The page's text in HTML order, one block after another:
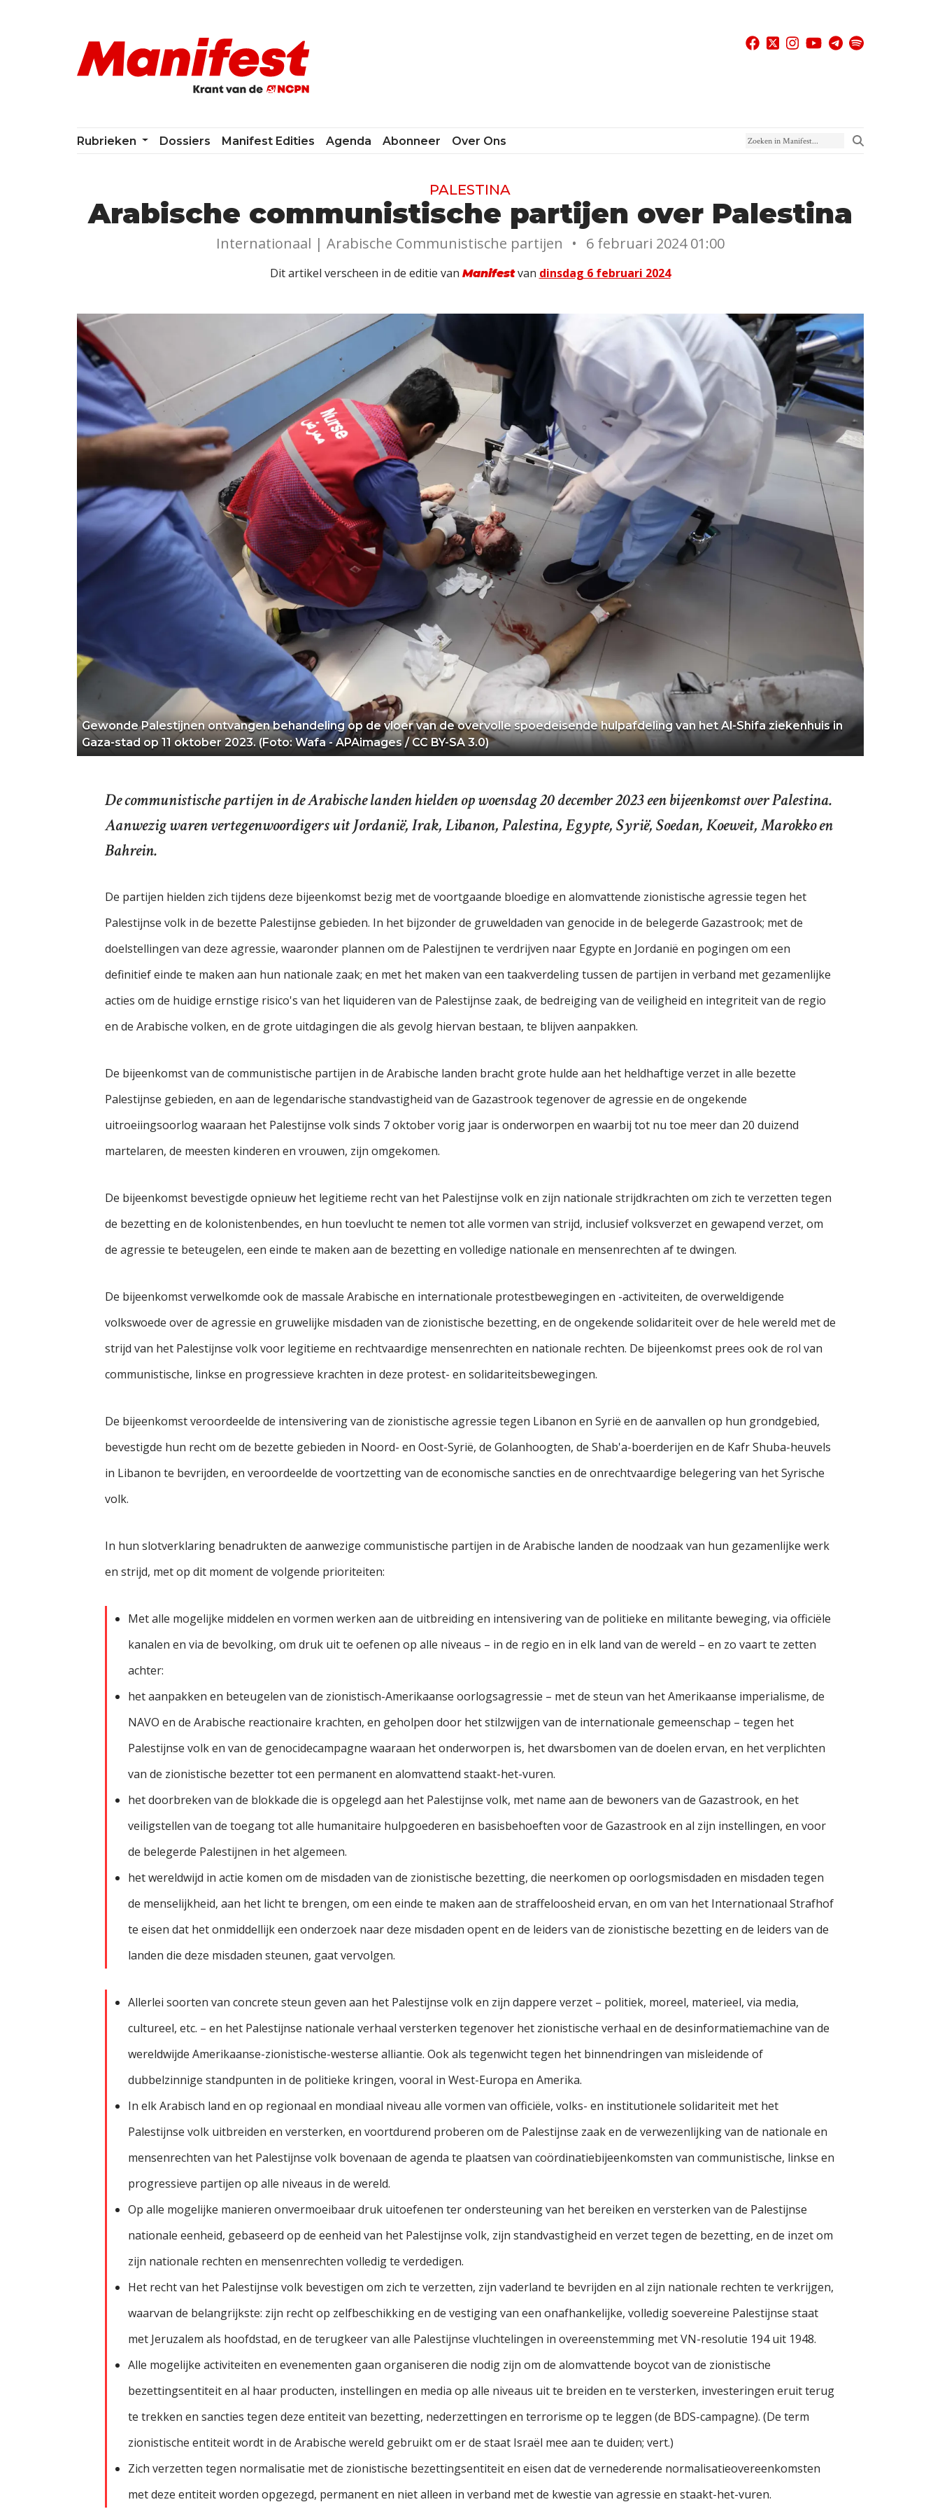
Rubrieken Dossiers Manifest Edities Agenda Abonneer Over Ons Zoeken in Manifest
PALESTINA
Arabische communistische partijen over Palestina
Internationaal | Arabische Communistische partijen • 6 februari 2024 01:00
Dit artikel verscheen in de editie van Manifestvan dinsdag 6 februari 2024
Gewonde Palestijnen ontvangen behandeling op de vloer van de overvolle spoedeisende hulpafdeling van het Al-Shifa ziekenhuis in
Gaza-stad op 11 oktober 2023. (Foto: Wafa - APAimages / CC BY-SA 3.0)
De communistische partijen in de Arabische landen hielden op woensdag 20 december 2023 een bijeenkomst over Palestina.
Aanwezig waren vertegenwoordigers uit Jordanië, Irak, Libanon, Palestina, Egypte, Syrië, Soedan, Koeweit, Marokko en
Bahrein.
De partijen hielden zich tijdens deze bijeenkomst bezig met de voortgaande bloedige en alomvattende zionistische agressie tegen het
Palestijnse volk in de bezette Palestijnse gebieden. In het bijzonder de gruweldaden van genocide in de belegerde Gazastrook; met de
doelstellingen van deze agressie, waaronder plannen om de Palestijnen te verdrijven naar Egypte en Jordanië en pogingen om een
definitief einde te maken aan hun nationale zaak; en met het maken van een taakverdeling tussen de partijen in verband met gezamenlijke
acties om de huidige ernstige risico's van het liquideren van de Palestijnse zaak, de bedreiging van de veiligheid en integriteit van de regio
en de Arabische volken, en de grote uitdagingen die als gevolg hiervan bestaan, te blijven aanpakken.
De bijeenkomst van de communistische partijen in de Arabische landen bracht grote hulde aan het heldhaftige verzet in alle bezette
Palestijnse gebieden, en aan de legendarische standvastigheid van de Gazastrook tegenover de agressie en de ongekende
uitroeiingsoorlog waaraan het Palestijnse volk sinds 7 oktober vorig jaar is onderworpen en waarbij tot nu toe meer dan 20 duizend
martelaren, de meesten kinderen en vrouwen, zijn omgekomen.
De bijeenkomst bevestigde opnieuw het legitieme recht van het Palestijnse volk en zijn nationale strijdkrachten om zich te verzetten tegen
de bezetting en de kolonistenbendes, en hun toevlucht te nemen tot alle vormen van strijd, inclusief volksverzet en gewapend verzet, om
de agressie te beteugelen, een einde te maken aan de bezetting en volledige nationale en mensenrechten af te dwingen.
De bijeenkomst verwelkomde ook de massale Arabische en internationale protestbewegingen en -activiteiten, de overweldigende
volkswoede over de agressie en gruwelijke misdaden van de zionistische bezetting, en de ongekende solidariteit over de hele wereld met de
strijd van het Palestijnse volk voor legitieme en rechtvaardige mensenrechten en nationale rechten. De bijeenkomst prees ook de rol van
communistische, linkse en progressieve krachten in deze protest- en solidariteitsbewegingen.
De bijeenkomst veroordeelde de intensivering van de zionistische agressie tegen Libanon en Syrië en de aanvallen op hun grondgebied,
bevestigde hun recht om de bezette gebieden in Noord- en Oost-Syrië, de Golanhoogten, de Shab'a-boerderijen en de Kafr Shuba-heuvels
in Libanon te bevrijden, en veroordeelde de voortzetting van de economische sancties en de onrechtvaardige belegering van het Syrische
volk.
In hun slotverklaring benadrukten de aanwezige communistische partijen in de Arabische landen de noodzaak van hun gezamenlijke werk
en strijd, met op dit moment de volgende prioriteiten:
Met alle mogelijke middelen en vormen werken aan de uitbreiding en intensivering van de politieke en militante beweging, via officiële
kanalen en via de bevolking, om druk uit te oefenen op alle niveaus – in de regio en in elk land van de wereld – en zo vaart te zetten
achter:
het aanpakken en beteugelen van de zionistisch-Amerikaanse oorlogsagressie – met de steun van het Amerikaanse imperialisme, de
NAVO en de Arabische reactionaire krachten, en geholpen door het stilzwijgen van de internationale gemeenschap – tegen het
Palestijnse volk en van de genocidecampagne waaraan het onderworpen is, het dwarsbomen van de doelen ervan, en het verplichten
van de zionistische bezetter tot een permanent en alomvattend staakt-het-vuren.
het doorbreken van de blokkade die is opgelegd aan het Palestijnse volk, met name aan de bewoners van de Gazastrook, en het
veiligstellen van de toegang tot alle humanitaire hulpgoederen en basisbehoeften voor de Gazastrook en al zijn instellingen, en voor
de belegerde Palestijnen in het algemeen.
het wereldwijd in actie komen om de misdaden van de zionistische bezetting, die neerkomen op oorlogsmisdaden en misdaden tegen
de menselijkheid, aan het licht te brengen, om een einde te maken aan de straffeloosheid ervan, en om van het Internationaal Strafhof
te eisen dat het onmiddellijk een onderzoek naar deze misdaden opent en de leiders van de zionistische bezetting en de leiders van de
landen die deze misdaden steunen, gaat vervolgen.
Allerlei soorten van concrete steun geven aan het Palestijnse volk en zijn dappere verzet – politiek, moreel, materieel, via media,
cultureel, etc. – en het Palestijnse nationale verhaal versterken tegenover het zionistische verhaal en de desinformatiemachine van de
wereldwijde Amerikaanse-zionistische-westerse alliantie. Ook als tegenwicht tegen het binnendringen van misleidende of
dubbelzinnige standpunten in de politieke kringen, vooral in West-Europa en Amerika.
In elk Arabisch land en op regionaal en mondiaal niveau alle vormen van officiële, volks- en institutionele solidariteit met het
Palestijnse volk uitbreiden en versterken, en voortdurend proberen om de Palestijnse zaak en de verwezenlijking van de nationale en
mensenrechten van het Palestijnse volk bovenaan de agenda te plaatsen van coördinatiebijeenkomsten van communistische, linkse en
progressieve partijen op alle niveaus in de wereld.
Op alle mogelijke manieren onvermoeibaar druk uitoefenen ter ondersteuning van het bereiken en versterken van de Palestijnse
nationale eenheid, gebaseerd op de eenheid van het Palestijnse volk, zijn standvastigheid en verzet tegen de bezetting, en de inzet om
zijn nationale rechten en mensenrechten volledig te verdedigen.
Het recht van het Palestijnse volk bevestigen om zich te verzetten, zijn vaderland te bevrijden en al zijn nationale rechten te verkrijgen,
waarvan de belangrijkste: zijn recht op zelfbeschikking en de vestiging van een onafhankelijke, volledig soevereine Palestijnse staat
met Jeruzalem als hoofdstad, en de terugkeer van alle Palestijnse vluchtelingen in overeenstemming met VN-resolutie 194 uit 1948.
Alle mogelijke activiteiten en evenementen gaan organiseren die nodig zijn om de alomvattende boycot van de zionistische
bezettingsentiteit en al haar producten, instellingen en media op alle niveaus uit te breiden en te versterken, investeringen eruit terug
te trekken en sancties tegen deze entiteit van bezetting, nederzettingen en terrorisme op te leggen (de BDS-campagne). (De term
zionistische entiteit wordt in de Arabische wereld gebruikt om er de staat Israël mee aan te duiden; vert.)
Zich verzetten tegen normalisatie met de zionistische bezettingsentiteit en eisen dat de vernederende normalisatieovereenkomsten
met deze entiteit worden opgezegd, permanent en niet alleen in verband met de kwestie van agressie en staakt-het-vuren.